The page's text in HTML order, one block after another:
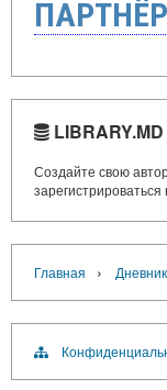
Создайте свою
зарегистрироваться
Главная ›